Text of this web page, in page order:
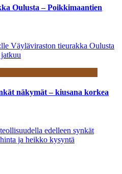
Oulusta – Poikkimaantien
Väyläviraston tieurakka Oulusta
näkymät – kiusana korkea
edelleen synkät
ja heikko kysyntä